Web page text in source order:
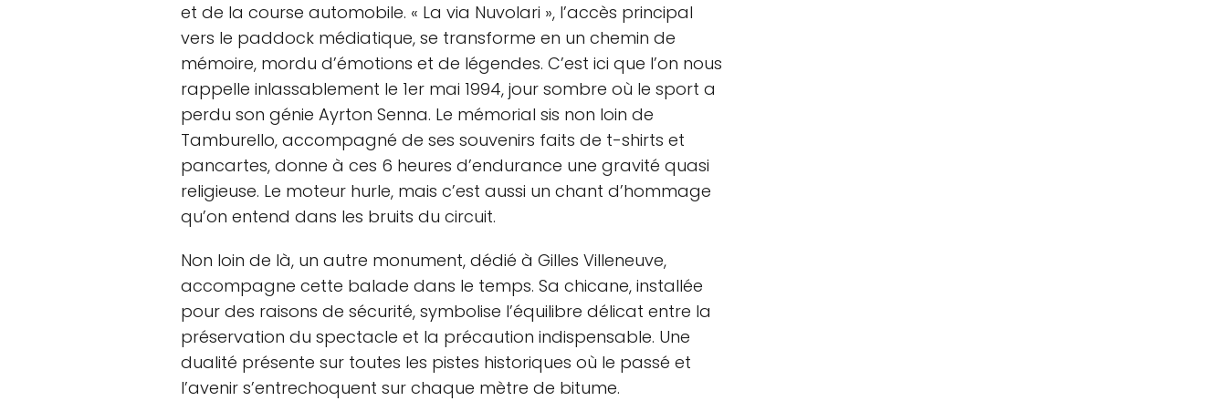
et de la course automobile. « La via Nuvolari », l’accès principal
vers le paddock médiatique, se transforme en un chemin de
mémoire, mordu d’émotions et de légendes. C’est ici que l’on nous
rappelle inlassablement le 1er mai 1994, jour sombre où le sport a
perdu son génie Ayrton Senna. Le mémorial sis non loin de
Tamburello, accompagné de ses souvenirs faits de t-shirts et
pancartes, donne à ces 6 heures d’endurance une gravité quasi
religieuse. Le moteur hurle, mais c’est aussi un chant d’hommage
qu’on entend dans les bruits du circuit.
Non loin de là, un autre monument, dédié à Gilles Villeneuve,
accompagne cette balade dans le temps. Sa chicane, installée
pour des raisons de sécurité, symbolise l’équilibre délicat entre la
préservation du spectacle et la précaution indispensable. Une
dualité présente sur toutes les pistes historiques où le passé et
l’avenir s’entrechoquent sur chaque mètre de bitume.